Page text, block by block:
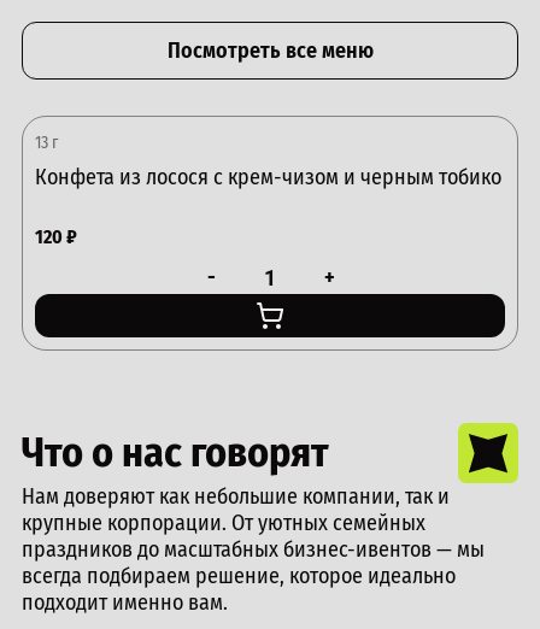
Посмотреть все меню
13 г
Конфета из лосося с крем-чизом и черным тобико
120₽
- +
Что о нас говорят
Нам доверяют как небольшие компании, так и
крупные корпорации. От уютных семейных
праздников до масштабных бизнес-ивентов — мы
всегда подбираем решение, которое идеально
подходит именно вам.